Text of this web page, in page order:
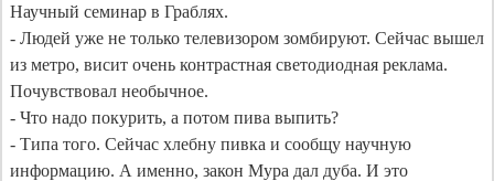
Научный семинар в Граблях.
- Людей уже не только телевизором зомбируют. Сейчас вышел
из метро, висит очень контрастная светодиодная реклама.
Почувствовал необычное.
- Что надо покурить, а потом пива выпить?
- Типа того. Сейчас хлебну пивка и сообщу научную
информацию. А именно, закон Мура дал дуба. И это